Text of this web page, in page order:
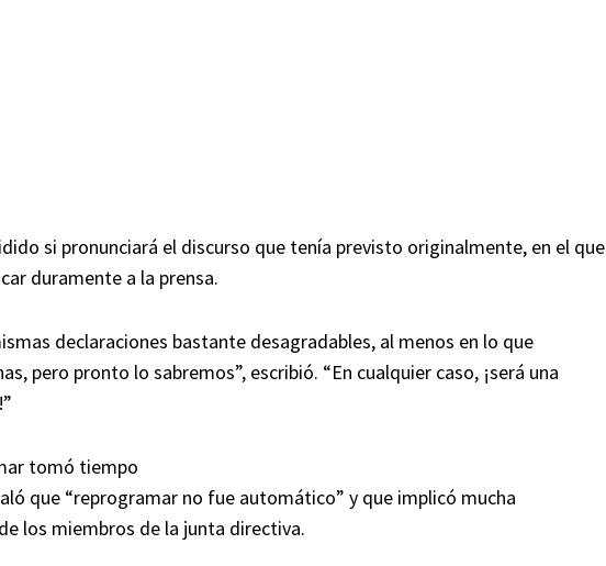
si pronunciará el discurso que tenía previsto originalmente, en el que
duramente a la prensa.
declaraciones bastante desagradables, al menos en lo que
pero pronto lo sabremos”, escribió. “En cualquier caso, ¡será una
tomó tiempo
que “reprogramar no fue automático” y que implicó mucha
los miembros de la junta directiva.